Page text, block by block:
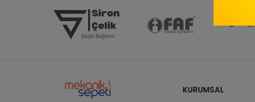
KURUMSAL